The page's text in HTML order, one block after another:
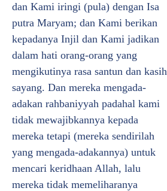
dan Kami iringi (pula) dengan Isa
putra Maryam; dan Kami berikan
kepadanya Injil dan Kami jadikan
dalam hati orang-orang yang
mengikutinya rasa santun dan kasih
sayang. Dan mereka mengada-
adakan rahbaniyyah padahal kami
tidak mewajibkannya kepada
mereka tetapi (mereka sendirilah
yang mengada-adakannya) untuk
mencari keridhaan Allah, lalu
mereka tidak memeliharanya